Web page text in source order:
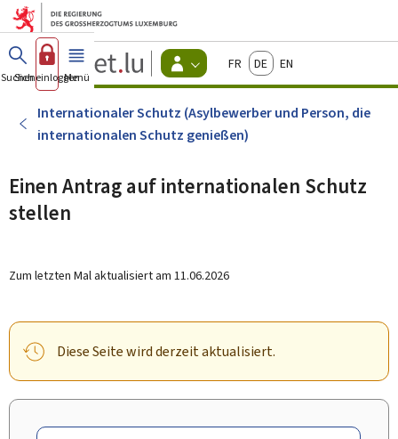
Zum Hauptmenü
Zum Inhalt
Guichet.lu
Changer
d'espace
-
Menu
bürger
FrançaisDeutschEnglish
Suchen
Sich einloggen
Menü Haupt-
Internationaler Schutz (Asylbewerber und Person, die
internationalen Schutz genießen)
Einen Antrag auf internationalen Schutz
stellen
Zum letzten Mal aktualisiert am 11.06.2026
Diese Seite wird derzeit aktualisiert.